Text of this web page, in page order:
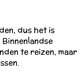
dus het is
te reizen, maar